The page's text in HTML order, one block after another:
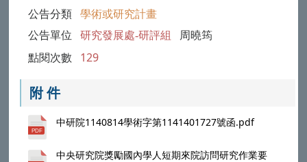
公告分類 學術或研究計畫
公告單位 研究發展處-研評組 周曉筠
點閱次數 129
附 件
中研院1140814學術字第1141401727號函.pdf
中央研究院獎勵國內學人短期來院訪問研究作業要